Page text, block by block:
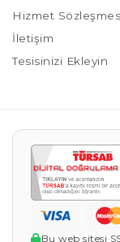
Hizmet
İletişim
Tesisinizi Ekleyin
Bu web sitesi